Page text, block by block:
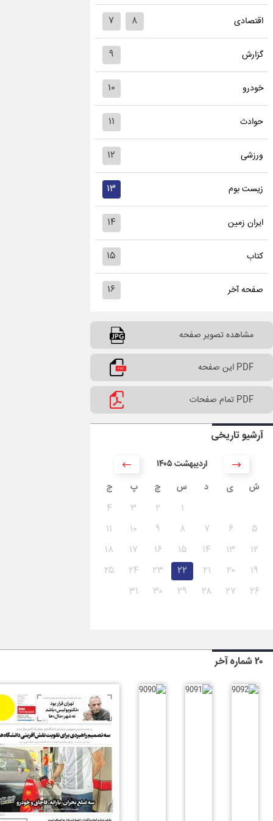
اقتصادی ۷ ۸
گزارش ۹
خودرو ۱۰
حوادث ۱۱
ورزشی ۱۲
زیست بوم ۱۳
ایران زمین ۱۴
کتاب ۱۵
صفحه آخر ۱۶
مشاهده تصویر صفحه
PDF این صفحه
PDF تمام صفحات
آرشیو تاریخی
۱۴۰۵ اردیبهشت
ش
ی د س چ پ ج
۱ ۲ ۳
۴
۵
۶ ۷ ۸ ۹ ۱۰
۱۱
۱۲
۱۳ ۱۴ ۱۵ ۱۶ ۱۷
۱۸
۱۹
۲۰ ۲۱ ۲۲ ۲۳ ۲۴
۲۵
۲۶
۲۷ ۲۸ ۲۹ ۳۰ ۳۱
۲۰ شماره آخر